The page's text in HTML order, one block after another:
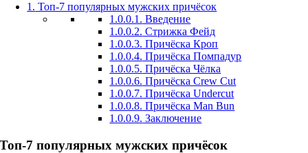
1. Топ-7 популярных мужских причёсок
1.0.0.1. Введение
1.0.0.2. Стрижка Фейд
1.0.0.3. Причёска Кроп
1.0.0.4. Причёска Помпадур
1.0.0.5. Причёска Чёлка
1.0.0.6. Причёска Crew Cut
1.0.0.7. Причёска Undercut
1.0.0.8. Причёска Man Bun
1.0.0.9. Заключение
Топ-7 популярных мужских причёсок